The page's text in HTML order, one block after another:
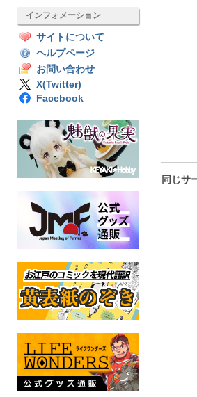
インフォメーション
サイトについて
ヘルプページ
お問い合わせ
X(Twitter)
Facebook
同じサ
とくべつ
オリジナル